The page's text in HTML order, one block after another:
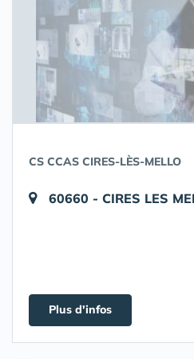
CS CCAS CIRES-LÈS-MELLO
60660 - CIRES LES
Plus d'infos